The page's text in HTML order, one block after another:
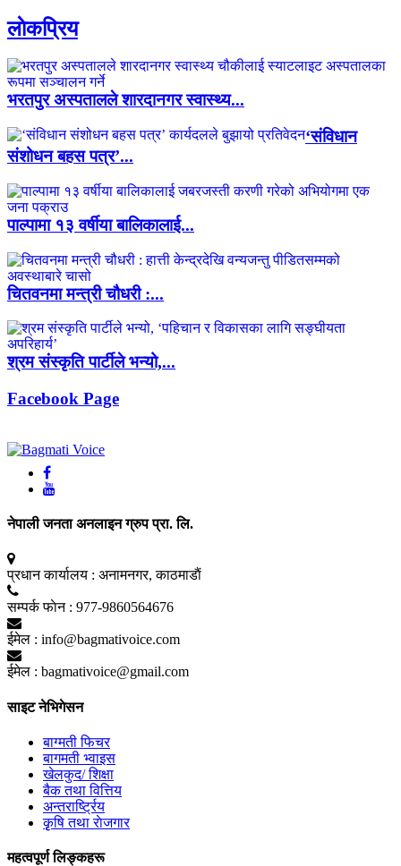
लाेकप्रिय
भरतपुर अस्पतालले शारदानगर स्वास्थ्य...
‘संविधान
संशोधन बहस पत्र’...
पाल्पामा १३ वर्षीया बालिकालाई...
चितवनमा मन्त्री चौधरी :...
श्रम संस्कृति पार्टीले भन्यो,...
Facebook Page
नेपाली जनता अनलाइन ग्रुप प्रा. लि.
प्रधान कार्यालय : अनामनगर, काठमाडाैं
सम्पर्क फाेन : 977-9860564676
ईमेल : info@bagmativoice.com
ईमेल : bagmativoice@gmail.com
साइट नेभिगेसन
बाग्मती फिचर
बागमती भ्वाइस
खेलकुद/ शिक्षा
बैक तथा वित्तिय
अन्तरार्ष्ट्रिय
कृृषि तथा राेजगार
महत्वपूर्ण लिङ्कहरू